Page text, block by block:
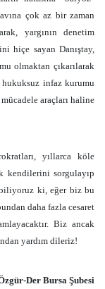
çok az bir zaman
yargının denetim
hiçe sayan Danıştay,
olmaktan çıkarılarak
infaz kurumu
araçları haline
yıllarca köle
kendilerini sorgulayıp
biliyoruz ki, eğer biz bu
daha fazla cesaret
Biz ancak
yardım dileriz!
Der Bursa Şubesi